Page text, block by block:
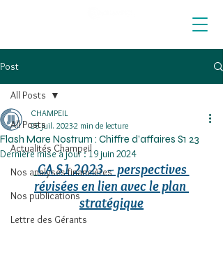
Post
All Posts
Actualités Champeil
Nos analyses financières
Nos publications
Lettre des Gérants
All Posts
Flash Mare Nostrum : Chiffre d’affaires S1 23
CHAMPEIL
28 juil. 20232 min de lecture
Dernière mise à jour :19 juin 2024
CA S1 2023 – perspectives
révisées en lien avec le plan
stratégique